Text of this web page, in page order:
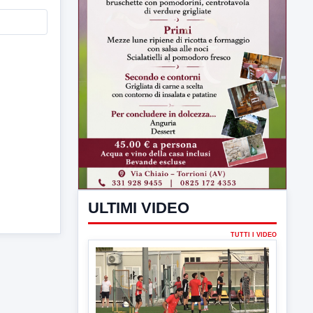
ULTIMI VIDEO
TUTTI I VIDEO
▶
7 AGOSTO 2026 SPORT BENEVENTO
Benevento Calcio: Le scelte di
Floro Flores per il debutto di Coppa
Italia
Il Benevento è pronto al debutto di Coppa
Italia. Scelte...